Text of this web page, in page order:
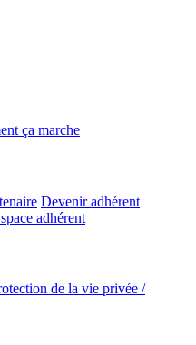
ça marche
Devenir adhérent
adhérent
de la vie privée /